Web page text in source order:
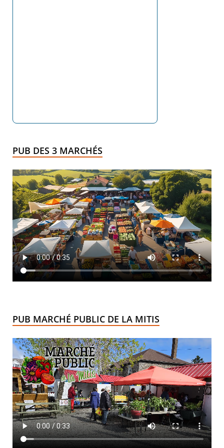
PUB DES 3 MARCHÉS
PUB MARCHÉ PUBLIC DE LA MITIS